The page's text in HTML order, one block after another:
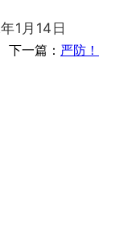
1月14日
下一篇： 严防！